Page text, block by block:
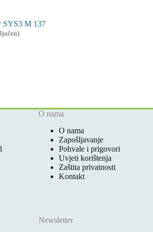
SYS3 M 137
O nama
O nama
Zapošljavanje
Pohvale i prigovori
Uvjeti korištenja
Zaštita privatnosti
Kontakt
Newsletter